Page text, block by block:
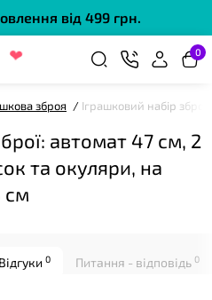
від 499 грн.
0
зброя Іграшковий набір
автомат 47 см, 2
та окуляри, на
см
Відгуки 0 Питання - відповідь 0
❤